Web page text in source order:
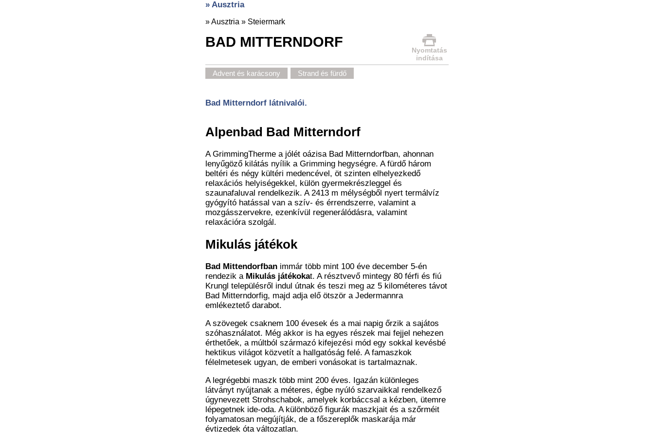
» Ausztria
»Ausztria » Steiermark
BAD MITTERNDORF
Nyomtatás
indítása
Advent és karácsony Strand és fürdő
Bad Mitterndorf látnivalói.
Alpenbad Bad Mitterndorf
A GrimmingTherme a jólét oázisa Bad Mitterndorfban, ahonnan
lenyűgöző kilátás nyílik a Grimming hegységre. A fürdő három
beltéri és négy kültéri medencével, öt szinten elhelyezkedő
relaxációs helyiségekkel, külön gyermekrészleggel és
szaunafaluval rendelkezik. A 2413 m mélységből nyert termálvíz
gyógyító hatással van a szív- és érrendszerre, valamint a
mozgásszervekre, ezenkívül regenerálódásra, valamint
relaxációra szolgál.
Mikulás játékok
Bad Mittendorfban immár több mint 100 éve december 5-én
rendezik a Mikulás játékokat. A résztvevő mintegy 80 férfi és fiú
Krungl településről indul útnak és teszi meg az 5 kilométeres távot
Bad Mitterndorfig, majd adja elő ötször a Jedermannra
emlékeztető darabot.
A szövegek csaknem 100 évesek és a mai napig őrzik a sajátos
szóhasználatot. Még akkor is ha egyes részek mai fejjel nehezen
érthetőek, a múltból származó kifejezési mód egy sokkal kevésbé
hektikus világot közvetít a hallgatóság felé. A famaszkok
félelmetesek ugyan, de emberi vonásokat is tartalmaznak.
A legrégebbi maszk több mint 200 éves. Igazán különleges
látványt nyújtanak a méteres, égbe nyúló szarvaikkal rendelkező
úgynevezett Strohschabok, amelyek korbáccsal a kézben, ütemre
lépegetnek ide-oda. A különböző figurák maszkjait és a szőrméit
folyamatosan megújítják, de a főszereplők maskarája már
évtizedek óta változatlan.